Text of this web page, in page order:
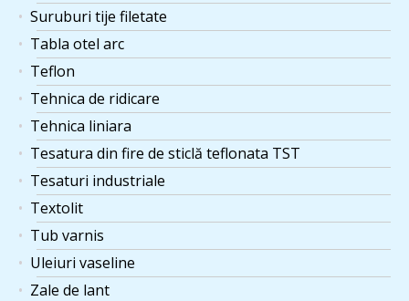
Suruburi tije filetate
Tabla otel arc
Teflon
Tehnica de ridicare
Tehnica liniara
Tesatura din fire de sticlă teflonata TST
Tesaturi industriale
Textolit
Tub varnis
Uleiuri vaseline
Zale de lant